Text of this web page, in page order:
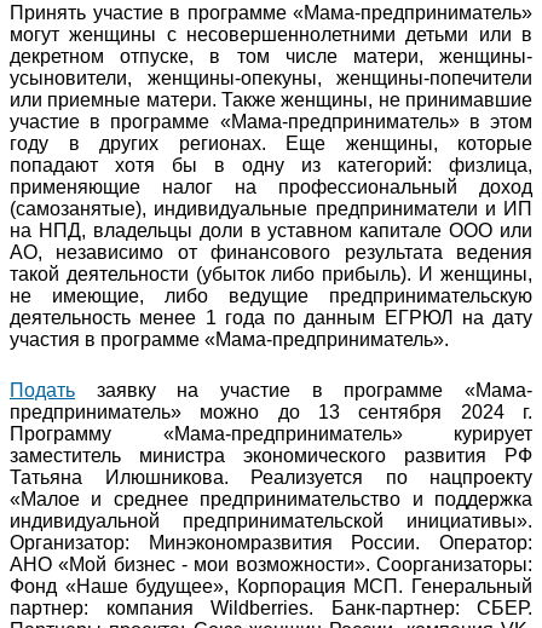
Принять участие в программе «Мама-предприниматель»
могут женщины с несовершеннолетними детьми или в
декретном отпуске, в том числе матери, женщины-
усыновители, женщины-опекуны, женщины-попечители
или приемные матери. Также женщины, не принимавшие
участие в программе «Мама-предприниматель» в этом
году в других регионах. Еще женщины, которые
попадают хотя бы в одну из категорий: физлица,
применяющие налог на профессиональный доход
(самозанятые), индивидуальные предприниматели и ИП
на НПД, владельцы доли в уставном капитале ООО или
АО, независимо от финансового результата ведения
такой деятельности (убыток либо прибыль). И женщины,
не имеющие, либо ведущие предпринимательскую
деятельность менее 1 года по данным ЕГРЮЛ на дату
участия в программе «Мама-предприниматель».
Подать заявку на участие в программе «Мама-
предприниматель» можно до 13 сентября 2024 г.
Программу «Мама-предприниматель» курирует
заместитель министра экономического развития РФ
Татьяна Илюшникова. Реализуется по нацпроекту
«Малое и среднее предпринимательство и поддержка
индивидуальной предпринимательской инициативы».
Организатор: Минэкономразвития России. Оператор:
АНО «Мой бизнес - мои возможности». Соорганизаторы:
Фонд «Наше будущее», Корпорация МСП. Генеральный
партнер: компания Wildberries. Банк-партнер: СБЕР.